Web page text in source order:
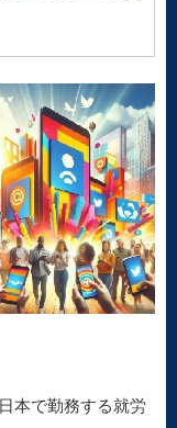
本で勤務する就労